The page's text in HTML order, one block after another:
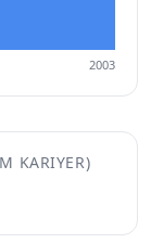
2003
KARIYER)